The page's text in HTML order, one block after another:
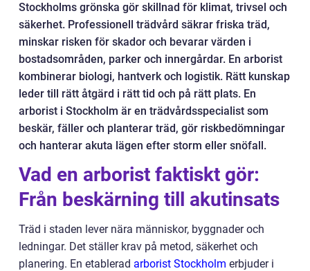
Stockholms grönska gör skillnad för klimat, trivsel och
säkerhet. Professionell trädvård säkrar friska träd,
minskar risken för skador och bevarar värden i
bostadsområden, parker och innergårdar. En arborist
kombinerar biologi, hantverk och logistik. Rätt kunskap
leder till rätt åtgärd i rätt tid och på rätt plats. En
arborist i Stockholm är en trädvårdsspecialist som
beskär, fäller och planterar träd, gör riskbedömningar
och hanterar akuta lägen efter storm eller snöfall.
Vad en arborist faktiskt gör:
Från beskärning till akutinsats
Träd i staden lever nära människor, byggnader och
ledningar. Det ställer krav på metod, säkerhet och
planering. En etablerad arborist Stockholm erbjuder i